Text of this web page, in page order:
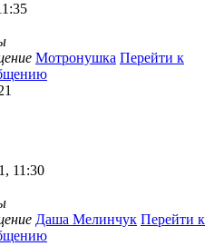
Мотронушка Перейти к
11:30
Даша Мелинчук Перейти к